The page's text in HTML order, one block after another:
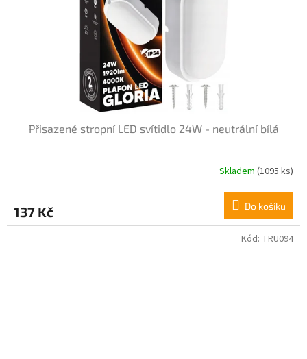
Přisazené stropní LED svítidlo 24W - neutrální bílá
Skladem (1095 ks)
137 Kč Do košíku
Kód: TRU094